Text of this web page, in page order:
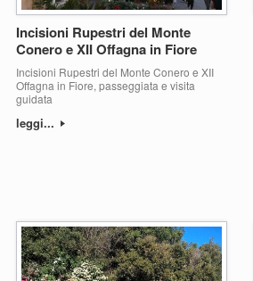
Incisioni Rupestri del Monte
Conero e XII Offagna in Fiore
Incisioni Rupestri del Monte Conero e XII
Offagna in Fiore, passeggiata e visita
guidata
leggi...